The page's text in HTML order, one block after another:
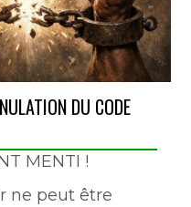
DU CODE
MENTI !
ne peut être